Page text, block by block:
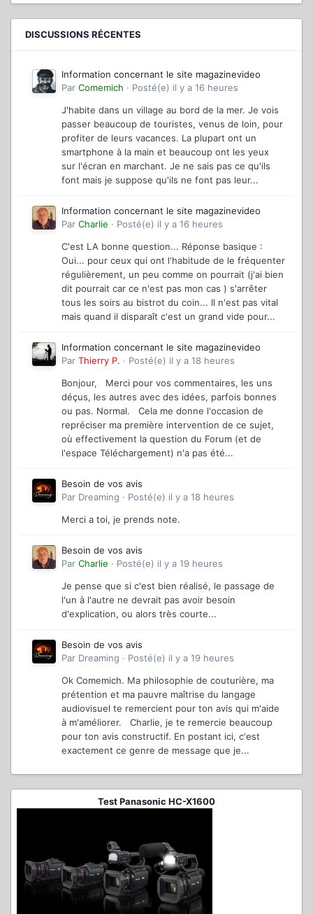
DISCUSSIONS RÉCENTES
Information concernant le site magazinevideo
Par Comemich · Posté(e) il y a 16 heures
J'habite dans un village au bord de la mer. Je vois
passer beaucoup de touristes, venus de loin, pour
profiter de leurs vacances. La plupart ont un
smartphone à la main et beaucoup ont les yeux
sur l'écran en marchant. Je ne sais pas ce qu'ils
font mais je suppose qu'ils ne font pas leur...
Information concernant le site magazinevideo
Par Charlie · Posté(e) il y a 16 heures
C'est LA bonne question... Réponse basique :
Oui... pour ceux qui ont l'habitude de le fréquenter
régulièrement, un peu comme on pourrait (j'ai bien
dit pourrait car ce n'est pas mon cas ) s'arrêter
tous les soirs au bistrot du coin... Il n'est pas vital
mais quand il disparaît c'est un grand vide pour...
Information concernant le site magazinevideo
Par Thierry P. · Posté(e) il y a 18 heures
Bonjour, Merci pour vos commentaires, les uns
déçus, les autres avec des idées, parfois bonnes
ou pas. Normal. Cela me donne l'occasion de
repréciser ma première intervention de ce sujet,
où effectivement la question du Forum (et de
l'espace Téléchargement) n'a pas été...
Besoin de vos avis
Par Dreaming · Posté(e) il y a 18 heures
Merci a toi, je prends note.
Besoin de vos avis
Par Charlie · Posté(e) il y a 19 heures
Je pense que si c'est bien réalisé, le passage de
l'un à l'autre ne devrait pas avoir besoin
d'explication, ou alors très courte...
Besoin de vos avis
Par Dreaming · Posté(e) il y a 19 heures
Ok Comemich. Ma philosophie de couturière, ma
prétention et ma pauvre maîtrise du langage
audiovisuel te remercient pour ton avis qui m'aide
à m'améliorer. Charlie, je te remercie beaucoup
pour ton avis constructif. En postant ici, c'est
exactement ce genre de message que je...
Test Panasonic HC-X1600